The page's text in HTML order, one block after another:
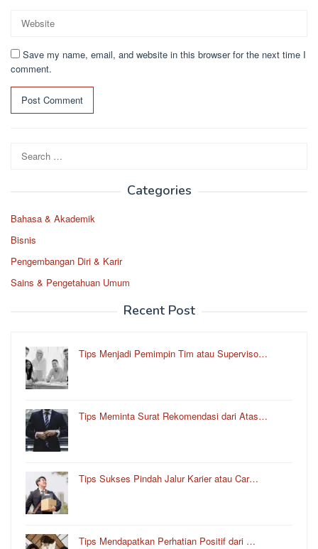
Save my name, email, and website in this browser for the next time I
comment.
Search
for:
Categories
Bahasa & Akademik
Bisnis
Pengembangan Diri & Karir
Sains & Pengetahuan Umum
Recent Post
Tips Menjadi Pemimpin Tim atau Superviso…
Tips Meminta Surat Rekomendasi dari Atas…
Tips Sukses Pindah Jalur Karier atau Car…
Tips Mendapatkan Perhatian Positif dari …